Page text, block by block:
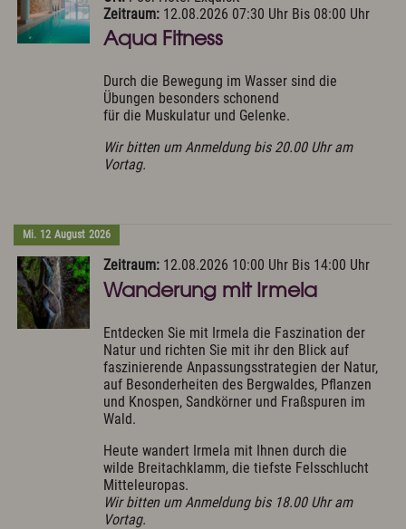
Zeitraum: 12.08.2026 07:30 Uhr Bis 08:00 Uhr
Aqua Fitness
Durch die Bewegung im Wasser sind die
Übungen besonders schonend
für die Muskulatur und Gelenke.
Wir bitten um Anmeldung bis 20.00 Uhr am
Vortag.
Mi. 12 August 2026
Zeitraum: 12.08.2026 10:00 Uhr Bis 14:00 Uhr
Wanderung mit Irmela
Entdecken Sie mit Irmela die Faszination der
Natur und richten Sie mit ihr den Blick auf
faszinierende Anpassungsstrategien der Natur,
auf Besonderheiten des Bergwaldes, Pflanzen
und Knospen, Sandkörner und Fraßspuren im
Wald.
Heute wandert Irmela mit Ihnen durch die
wilde Breitachklamm, die tiefste Felsschlucht
Mitteleuropas.
Wir bitten um Anmeldung bis 18.00 Uhr am
Vortag.